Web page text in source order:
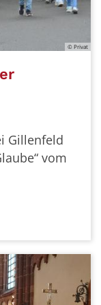
© Privat
Gillenfeld
vom